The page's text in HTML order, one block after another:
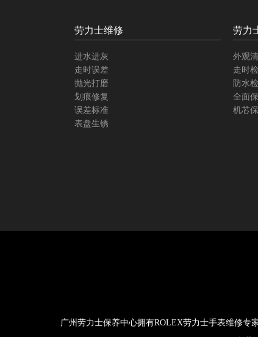
劳力士维修
进水进灰
走时误差
抛光打磨
划痕修复
误差标准
表盘生锈
劳力
外观
走时
防水
全面
机芯
广州劳力士保养中心拥有ROLEX劳力士手表维修专